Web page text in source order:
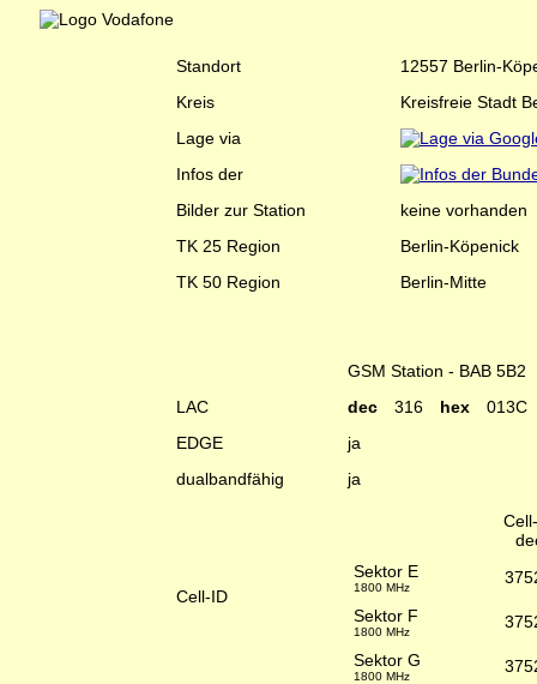
Standort
12557 Berlin-
Kreis
Kreisfreie Stadt
Lage via
Infos der
Bilder zur Station
keine vorhanden
TK 25 Region
Berlin-Köpenick
TK 50 Region
Berlin-Mitte
GSM Station - BAB 5B2
LAC
dec 316 hex 013C
EDGE
ja
dualbandfähig
ja
Cell-ID
Sektor E
1800 MHz
Sektor F
1800 MHz
Sektor G
1800 MHz